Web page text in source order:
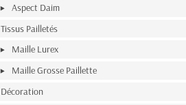
Aspect Daim
Tissus Pailletés
Maille Lurex
Maille Grosse Paillette
Décoration